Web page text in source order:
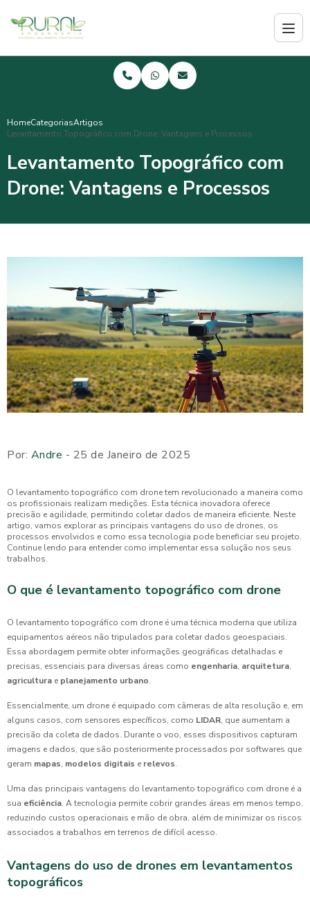
HomeCategoriasArtigos
Levantamento Topográfico com Drone: Vantagens e Processos
Levantamento Topográfico com
Drone: Vantagens e Processos
Por: Andre - 25 de Janeiro de 2025
O levantamento topográfico com drone tem revolucionado a maneira como
os profissionais realizam medições. Esta técnica inovadora oferece
precisão e agilidade, permitindo coletar dados de maneira eficiente. Neste
artigo, vamos explorar as principais vantagens do uso de drones, os
processos envolvidos e como essa tecnologia pode beneficiar seu projeto.
Continue lendo para entender como implementar essa solução nos seus
trabalhos.
O que é levantamento topográfico com drone
O levantamento topográfico com drone é uma técnica moderna que utiliza
equipamentos aéreos não tripulados para coletar dados geoespaciais.
Essa abordagem permite obter informações geográficas detalhadas e
precisas, essenciais para diversas áreas como engenharia, arquitetura,
agricultura e planejamento urbano.
Essencialmente, um drone é equipado com câmeras de alta resolução e, em
alguns casos, com sensores específicos, como LIDAR, que aumentam a
precisão da coleta de dados. Durante o voo, esses dispositivos capturam
imagens e dados, que são posteriormente processados por softwares que
geram mapas, modelos digitais e relevos.
Uma das principais vantagens do levantamento topográfico com drone é a
sua eficiência. A tecnologia permite cobrir grandes áreas em menos tempo,
reduzindo custos operacionais e mão de obra, além de minimizar os riscos
associados a trabalhos em terrenos de difícil acesso.
Vantagens do uso de drones em levantamentos
topográficos